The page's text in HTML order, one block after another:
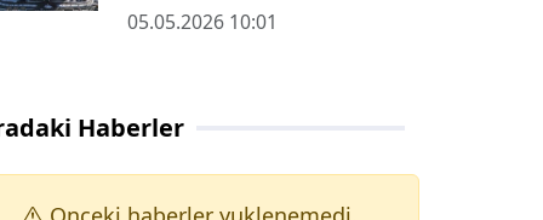
05.05.2026 10:01
Haberler